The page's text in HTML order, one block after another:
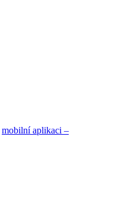
mobilní aplikaci –